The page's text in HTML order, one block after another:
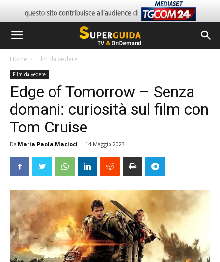
Home Film da vedere
Film da vedere
Edge of Tomorrow – Senza
domani: curiosità sul film con
Tom Cruise
Da Maria Paola Macioci - 14 Maggio 2023